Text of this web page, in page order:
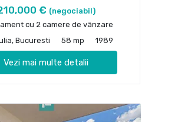
€ (negociabil)
cu 2 camere de vânzare
Bucuresti
58 mp 1989
Vezi mai multe detalii